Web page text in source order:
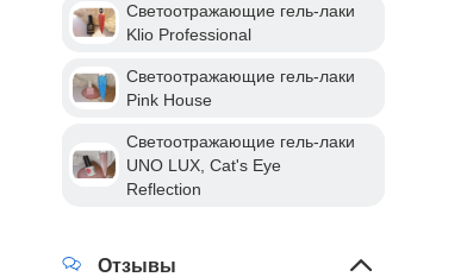
Светоотражающие гель-лаки
Klio Professional
Светоотражающие гель-лаки
Pink House
Светоотражающие гель-лаки
UNO LUX, Cat's Eye
Reflection
Отзывы